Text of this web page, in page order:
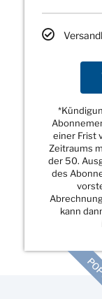
einer Frist
Zeitraums
der 50.
des
kann